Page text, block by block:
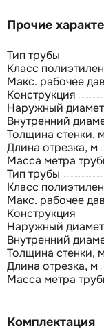
Прочие
Тип трубы
Класс
Макс. рабочее
Конструкция
Наружный
Внутренний
Толщина стенки,
Длина отрезка, м
Масса метра
Тип трубы
Класс
Макс. рабочее
Конструкция
Наружный
Внутренний
Толщина стенки,
Длина отрезка, м
Масса метра
Комплектация